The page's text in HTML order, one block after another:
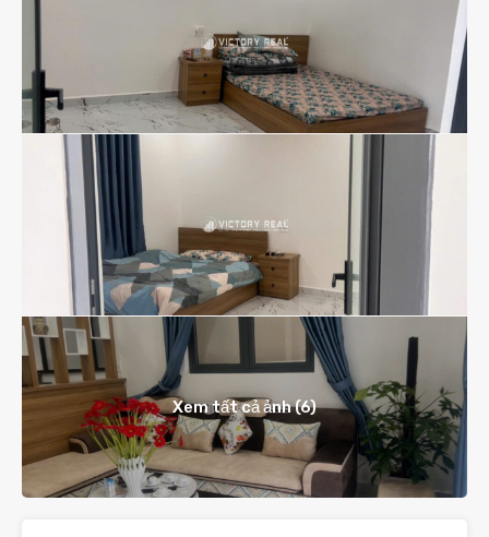
Xem tất cả ảnh (6)